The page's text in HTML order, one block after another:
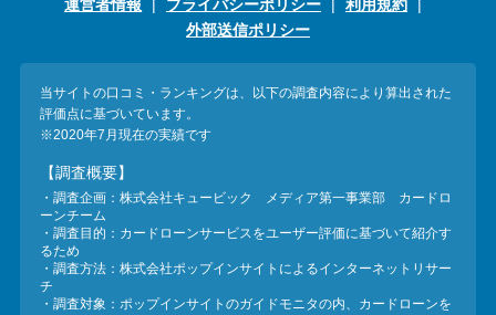
法2選
に悩む人へ街金をおすすめしな
い理由
質屋でお金を借りるには？年利
やシステムをカードローンと比
較
運営者情報 プライバシーポリシー
利用規約
外部送信ポリシー
当サイトの口コミ・ランキングは、以下の調査内容により算出された
評価点に基づいています。
※2020年7月現在の実績です
【調査概要】
・調査企画：株式会社キュービック メディア第一事業部 カードロ
ーンチーム
・調査目的：カードローンサービスをユーザー評価に基づいて紹介す
るため
・調査方法：株式会社ポップインサイトによるインターネットリサー
チ
・調査対象：ポップインサイトのガイドモニタの内、カードローンを